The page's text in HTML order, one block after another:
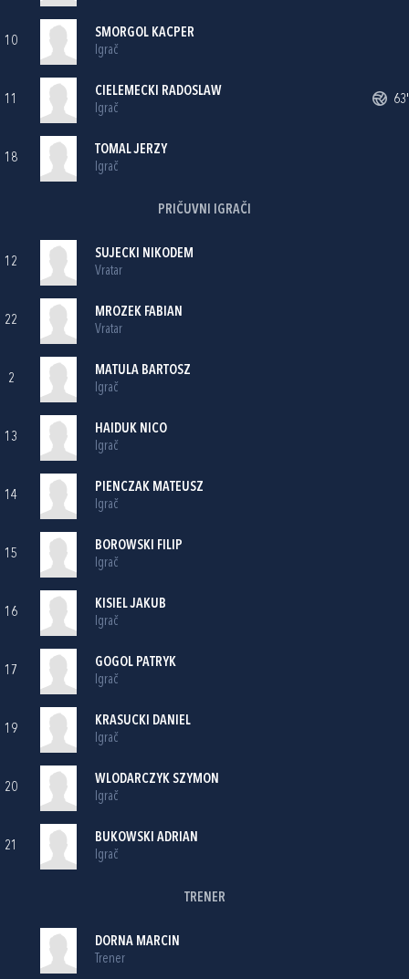
10
SMORGOL KACPER
Igrač
11
CIELEMECKI RADOSLAW
Igrač
63'
18
TOMAL JERZY
Igrač
PRIČUVNI IGRAČI
12
SUJECKI NIKODEM
Vratar
22
MROZEK FABIAN
Vratar
2
MATULA BARTOSZ
Igrač
13
HAIDUK NICO
Igrač
14
PIENCZAK MATEUSZ
Igrač
15
BOROWSKI FILIP
Igrač
16
KISIEL JAKUB
Igrač
17
GOGOL PATRYK
Igrač
19
KRASUCKI DANIEL
Igrač
20
WLODARCZYK SZYMON
Igrač
21
BUKOWSKI ADRIAN
Igrač
TRENER
DORNA MARCIN
Trener